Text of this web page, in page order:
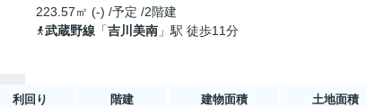
223.57㎡ (-) /予定 /2階建
武蔵野線 「吉川美南 」駅 徒歩11分
利回り 階建 建物面積 土地面積